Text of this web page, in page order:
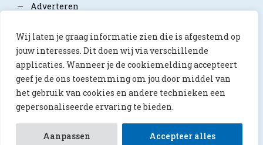
Wij laten je graag informatie zien die is afgestemd op
jouw interesses. Dit doen wij via verschillende
applicaties. Wanneer je de cookiemelding accepteert
geef je de ons toestemming om jou door middel van
het gebruik van cookies en andere technieken een
gepersonaliseerde ervaring te bieden.
Aanpassen Accepteer alles
—
Adverteren
—Privacy policy
© 2026 ONS Magazine